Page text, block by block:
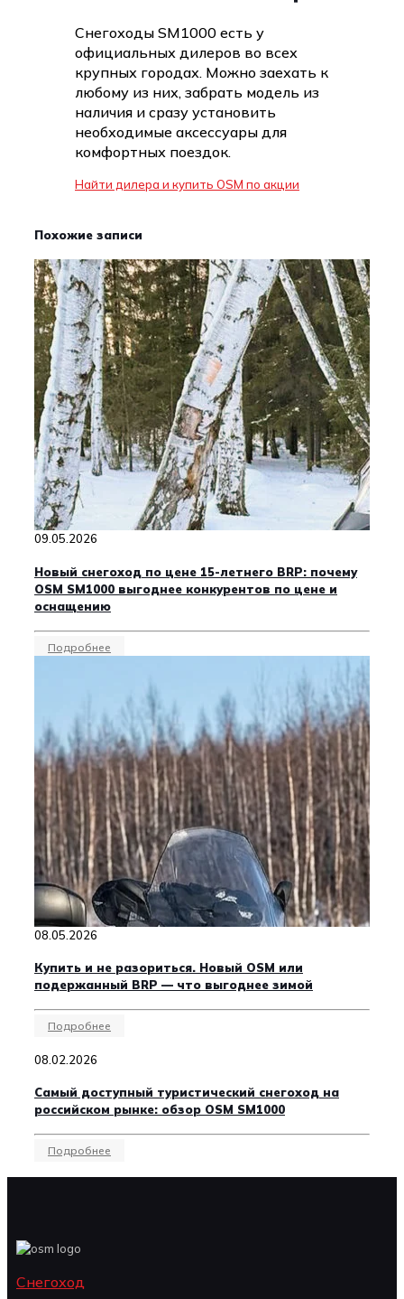
Снегоходы SM1000 есть у
официальных дилеров во всех
крупных городах. Можно заехать к
любому из них, забрать модель из
наличия и сразу установить
необходимые аксессуары для
комфортных поездок.
Найти дилера и купить OSM по акции
Похожие записи
09.05.2026
Новый снегоход по цене 15-летнего BRP: почему
OSM SM1000 выгоднее конкурентов по цене и
оснащению
Подробнее
08.05.2026
Купить и не разориться. Новый OSM или
подержанный BRP — что выгоднее зимой
Подробнее
08.02.2026
Самый доступный туристический снегоход на
российском рынке: обзор OSM SM1000
Подробнее
Снегоход